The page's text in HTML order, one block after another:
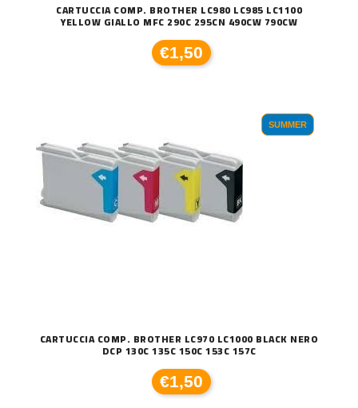
CARTUCCIA COMP. BROTHER LC980 LC985 LC1100
YELLOW GIALLO MFC 290C 295CN 490CW 790CW
€1,50
SUMMER
CARTUCCIA COMP. BROTHER LC970 LC1000 BLACK NERO
DCP 130C 135C 150C 153C 157C
€1,50